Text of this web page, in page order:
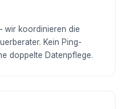
wir koordinieren die
Kein Ping-
doppelte Datenpflege.